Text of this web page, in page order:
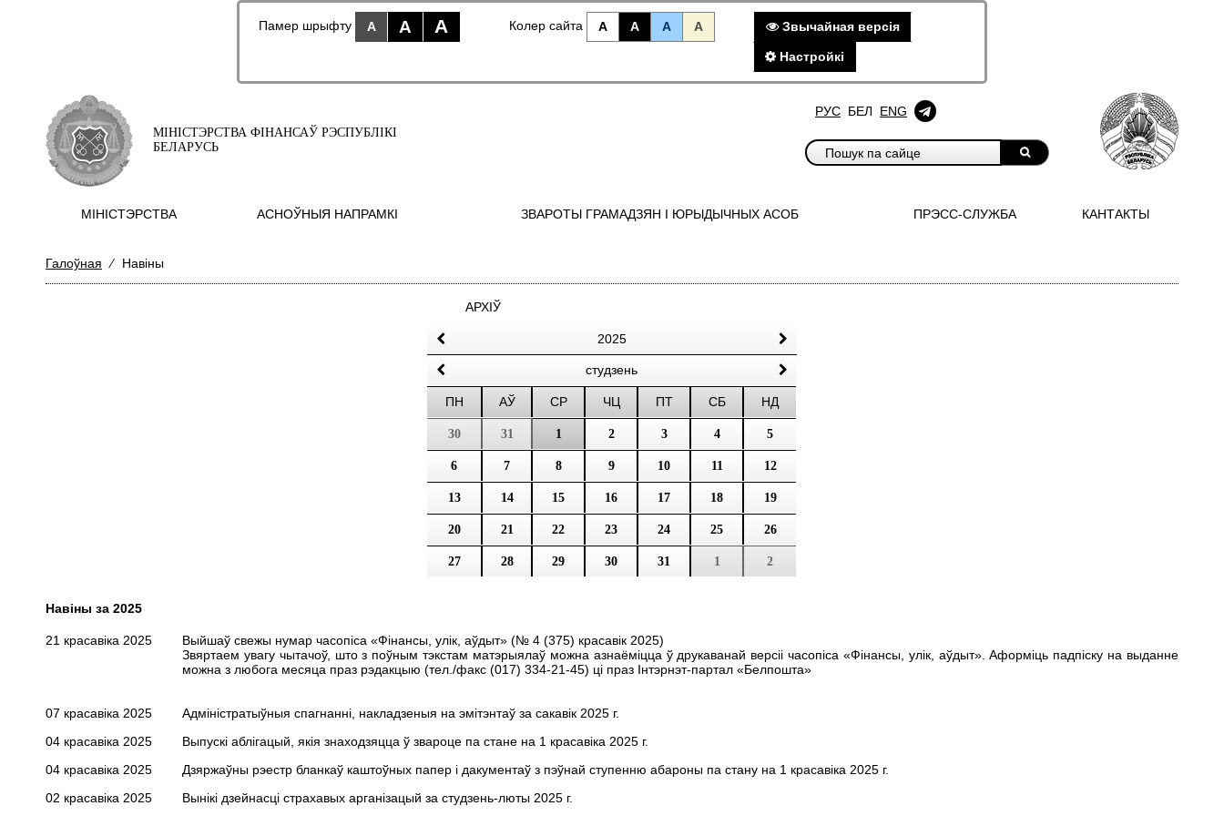
Памер шрыфту A A A Колер сайта A A A A Звычайная версiя
Настройкi
МІНІСТЭРСТВА ФІНАНСАЎ РЭСПУБЛІКІ
БЕЛАРУСЬ
РУС БЕЛ ENG
МIНIСТЭРСТВА АСНОЎНЫЯ НАПРАМКI ЗВАРОТЫ ГРАМАДЗЯН I ЮРЫДЫЧНЫХ АСОБ ПРЭСС-СЛУЖБА КАНТАКТЫ
Галоўная ⁄ Навіны
АРХІЎ
2025
студзень
ПН АЎ СР ЧЦ ПТ СБ НД
30 31 1 2 3 4 5
6 7 8 9 10 11 12
13 14 15 16 17 18 19
20 21 22 23 24 25 26
27 28 29 30 31 1 2
Навіны за 2025
21 красавіка 2025
Выйшаў свежы нумар часопіса «Фінансы, улік, аўдыт» (№ 4 (375) красавiк 2025)
Звяртаем увагу чытачоў, што з поўным тэкстам матэрыялаў можна азнаёміцца ў друкаванай версіі часопіса «Фінансы, улік, аўдыт». Аформіць падпіску на выданне
можна з любога месяца праз рэдакцыю (тел./факс (017) 334-21-45) цi праз Iнтэрнэт-партал «Белпошта»
07 красавіка 2025
Адміністратыўныя спагнанні, накладзеныя на эмітэнтаў за сакавiк 2025 г.
04 красавіка 2025
Выпускі аблігацый, якія знаходзяцца ў звароце па стане на 1 красавiка 2025 г.
04 красавіка 2025
Дзяржаўны рэестр бланкаў каштоўных папер і дакументаў з пэўнай ступенню абароны па стану на 1 красавiка 2025 г.
02 красавіка 2025
Вынікі дзейнасці страхавых арганізацый за студзень-люты 2025 г.